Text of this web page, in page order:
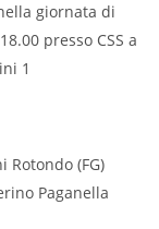
giornata di
presso CSS a
1
Rotondo (FG)
Paganella